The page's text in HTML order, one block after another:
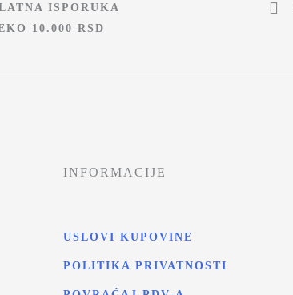
ISPORUKA
10.000 RSD
INFORMACIJE
USLOVI KUPOVINE
POLITIKA PRIVATNOSTI